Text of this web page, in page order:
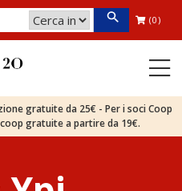
(0)
gratuite da 25€ - Per i soci Coop
gratuite a partire da 19€.